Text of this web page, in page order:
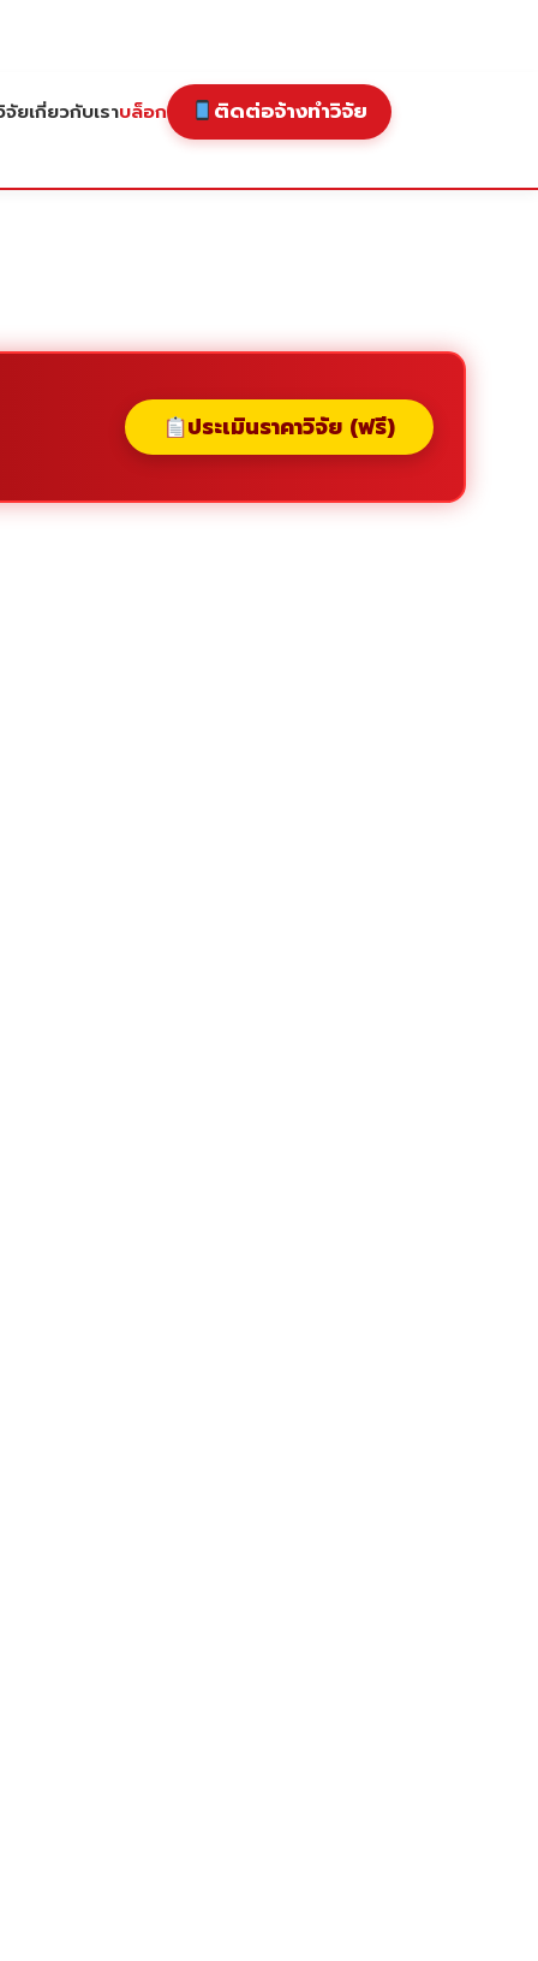
จัยเกี่ยวกับเราบล็อก ติดต่อจ้างทำวิจัย
ประเมินราคาวิจัย (ฟรี)